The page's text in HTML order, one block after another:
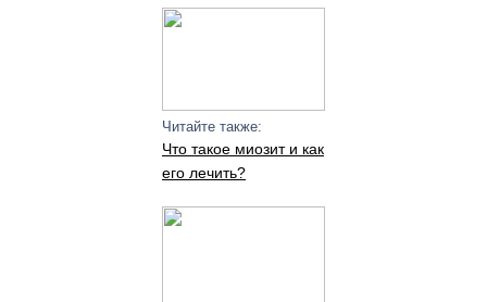
Читайте также:
Что такое миозит и как
его лечить?